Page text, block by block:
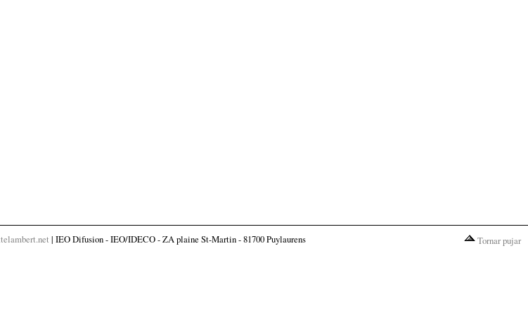
| IEO Difusion - IEO/IDECO - ZA plaine St-Martin - 81700 Puylaurens Tornar pujar